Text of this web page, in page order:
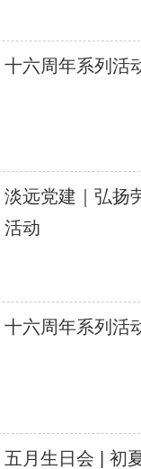
十六周年系列活
淡远党建｜弘扬
活动
十六周年系列活
五月生日会 | 初